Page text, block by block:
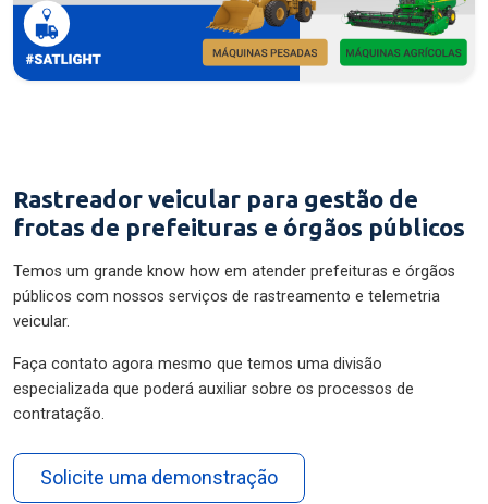
Rastreador veicular para gestão de
frotas de prefeituras e órgãos públicos
Temos um grande know how em atender prefeituras e órgãos
públicos com nossos serviços de rastreamento e telemetria
veicular.
Faça contato agora mesmo que temos uma divisão
especializada que poderá auxiliar sobre os processos de
contratação.
Solicite uma demonstração